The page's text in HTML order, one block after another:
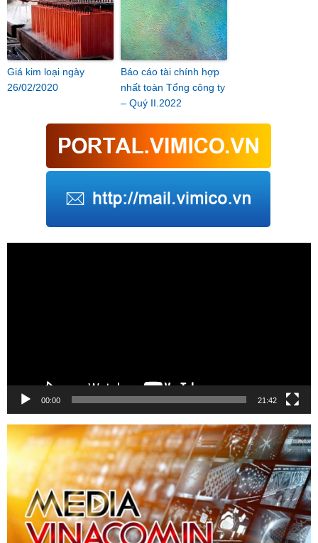
Giá kim loại ngày
26/02/2020
Báo cáo tài chính hợp
nhất toàn Tổng công ty
– Quý II.2022
00:00 21:42